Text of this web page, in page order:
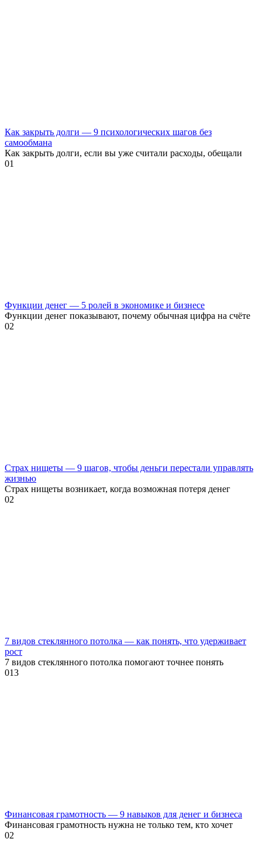
Как закрыть долги — 9 психологических шагов без
самообмана
Как закрыть долги, если вы уже считали расходы, обещали
01
Функции денег — 5 ролей в экономике и бизнесе
Функции денег показывают, почему обычная цифра на счёте
02
Страх нищеты — 9 шагов, чтобы деньги перестали управлять
жизнью
Страх нищеты возникает, когда возможная потеря денег
02
7 видов стеклянного потолка — как понять, что удерживает
рост
7 видов стеклянного потолка помогают точнее понять
013
Финансовая грамотность — 9 навыков для денег и бизнеса
Финансовая грамотность нужна не только тем, кто хочет
02